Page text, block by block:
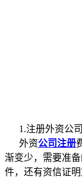
1.注册外资公司
外资公司注册
渐变少，需要准
件，还有资信证